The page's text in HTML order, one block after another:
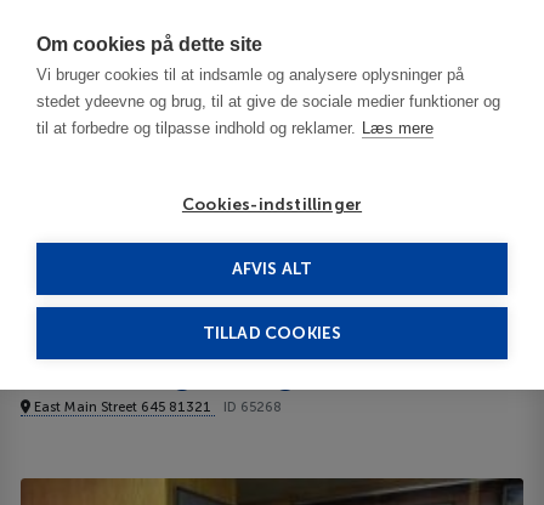
Om cookies på dette site
Vi bruger cookies til at indsamle og analysere oplysninger på
stedet ydeevne og brug, til at give de sociale medier funktioner og
til at forbedre og tilpasse indhold og reklamer. Læs mere
Cookies-indstillinger
AFVIS ALT
TILLAD COOKIES
Mesa Verde National Park - CO
Aneth Lodge Budget 6 3***
East Main Street 645 81321 ID 65268